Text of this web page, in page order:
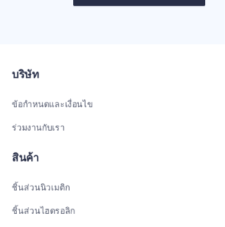
บริษัท
ข้อกำหนดและเงื่อนไข
ร่วมงานกับเรา
สินค้า
ชิ้นส่วนนิวเมติก
ชิ้นส่วนไฮดรอลิก